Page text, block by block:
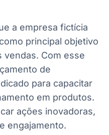
a empresa fictícia
principal objetivo
vendas. Com esse
de
para capacitar
em produtos.
ações inovadoras,
engajamento.